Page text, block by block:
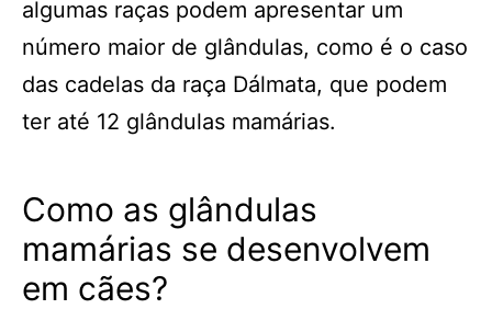
algumas raças podem apresentar um
número maior de glândulas, como é o caso
das cadelas da raça Dálmata, que podem
ter até 12 glândulas mamárias.
Como as glândulas
mamárias se desenvolvem
em cães?